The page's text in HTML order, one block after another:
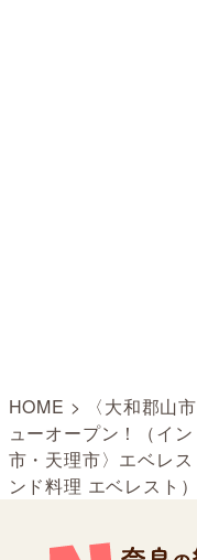
HOME >
〈大和郡山
ューオープン！（イ
市・天理市〉エベレ
ンド料理 エベレスト）